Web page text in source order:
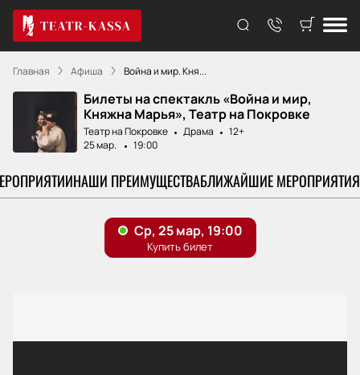
Главная Афиша Война и мир. Кня...
Билеты на спектакль «Война и мир,
Княжна Марья», Театр на Покровке
Театр на Покровке Драма
12+
25 мар.
19:00
НАШИ ПРЕИМУЩЕСТВАБЛИЖАЙШИЕ МЕРОПРИЯТИЯ